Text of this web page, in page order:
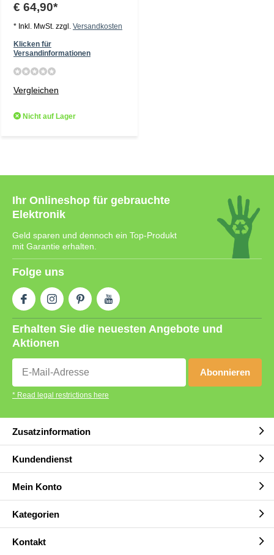
€ 64,90*
* Inkl. MwSt. zzgl. Versandkosten
Klicken für
Versandinformationen
Vergleichen
Nicht auf Lager
Ihr Onlineshop für gebrauchte
Elektronik
Geld sparen und dennoch ein Top-Produkt
mit Garantie erhalten.
Folge uns
Erhalten Sie die neuesten Angebote und
Aktionen
Abonnieren
* Read legal restrictions here
Zusatzinformation
Kundendienst
Mein Konto
Kategorien
Kontakt